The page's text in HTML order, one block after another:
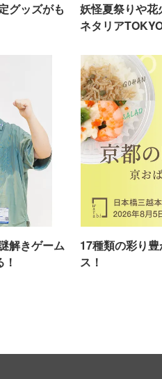
グッズがも
妖怪夏祭りや
ネタリア
解きゲーム
17種類の彩り
ス！